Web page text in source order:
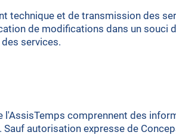
technique et de transmission des
de modifications dans un
services.
comprennent des
autorisation expresse de